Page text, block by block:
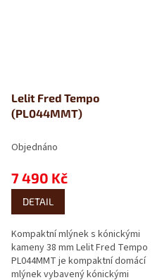
Lelit Fred Tempo
(PL044MMT)
Objednáno
7 490 Kč
DETAIL
Kompaktní mlýnek s kónickými
kameny 38 mm Lelit Fred Tempo
PL044MMT je kompaktní domácí
mlýnek vybavený kónickými